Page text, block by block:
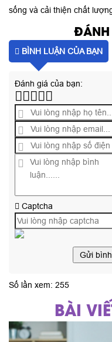
sống và cải thiện chất
ĐÁNH
BÌNH LUẬN CỦA BẠN
Đánh giá của bạn:
Captcha
Gửi
Số lần xem: 255
BÀI